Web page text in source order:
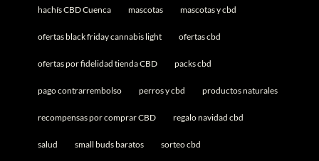
hachís CBD Cuenca mascotas mascotas y cbd
ofertas black friday cannabis light ofertas cbd
ofertas por fidelidad tienda CBD packs cbd
pago contrarrembolso perros y cbd productos naturales
recompensas por comprar CBD regalo navidad cbd
salud small buds baratos sorteo cbd